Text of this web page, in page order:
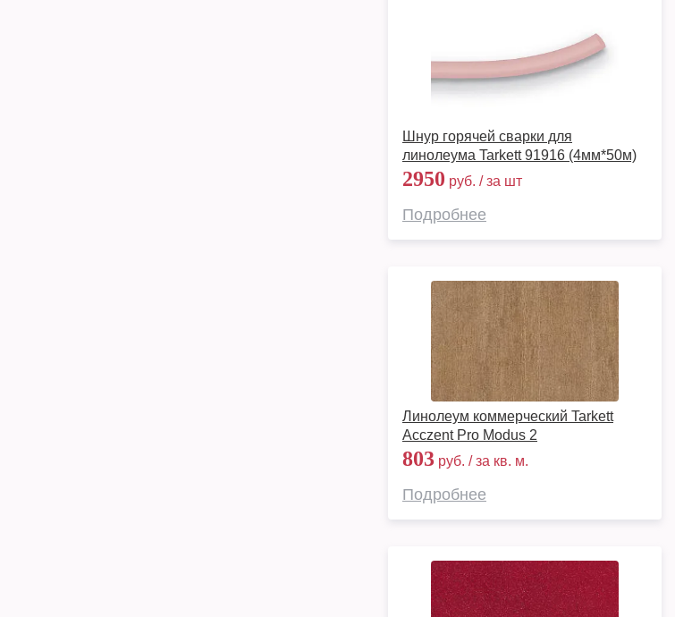
Шнур горячей сварки для
линолеума Tarkett 91916 (4мм*50м)
2950 руб. / за шт
Подробнее
Линолеум коммерческий Tarkett
Acczent Pro Modus 2
803 руб. / за кв. м.
Подробнее